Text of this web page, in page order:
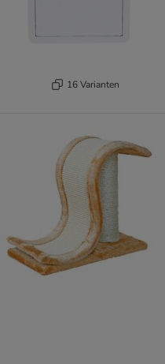
16 Varianten